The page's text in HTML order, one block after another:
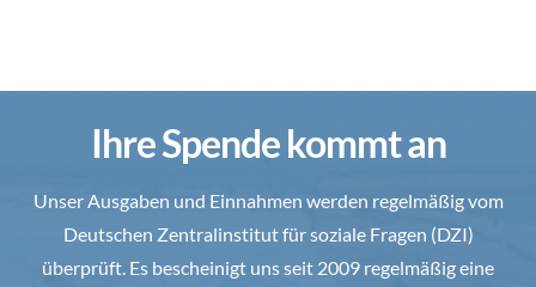
Ihre Spende kommt an
Unser Ausgaben und Einnahmen werden regelmäßig vom
Deutschen Zentralinstitut für soziale Fragen (DZI)
überprüft. Es bescheinigt uns seit 2009 regelmäßig eine